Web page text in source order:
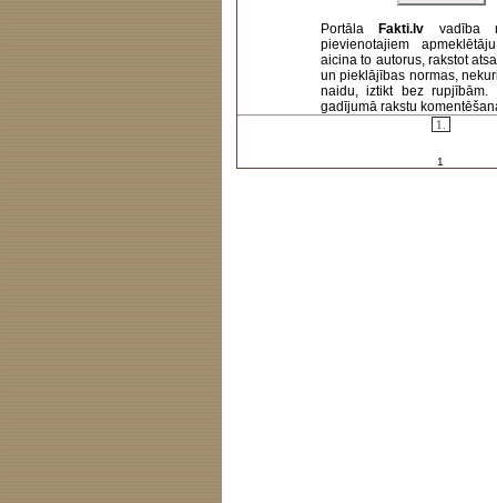
Portāla Fakti.lv vadība
pievienotajiem
aicina to autorus, rakstot
un pieklājības normas,
naidu, iztikt bez rupjībām.
gadījumā rakstu
1.
1